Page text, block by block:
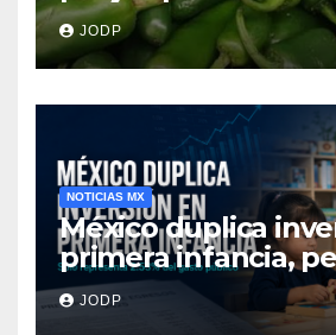
345 enfermos y 36
hospitalizados
JODP
NOTICIAS MX
México duplica
primera infancia,
destina 2.53% del
público
JODP